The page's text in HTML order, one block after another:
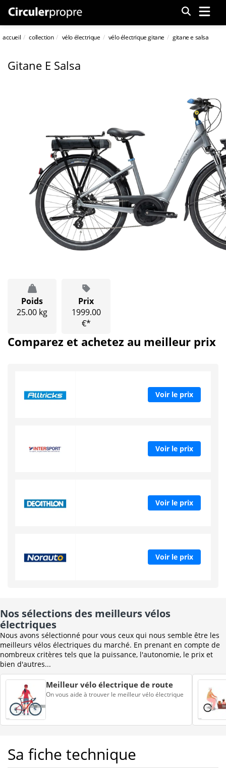
Menu
accueil collection vélo électrique vélo électrique gitane gitane e salsa
Gitane E Salsa
Poids
25.00 kg
Prix
1999.00
€*
Comparez et achetez au meilleur prix
Voir le prix
Voir le prix
Voir le prix
Voir le prix
Nos sélections des meilleurs vélos
électriques
Nous avons sélectionné pour vous ceux qui nous semble être les
meilleurs vélos électriques du marché. En prenant en compte de
nombreux critères tels que la puissance, l'autonomie, le prix et
bien d'autres...
Meilleur vélo électrique de route
On vous aide à trouver le meilleur vélo électrique
Sa fiche technique